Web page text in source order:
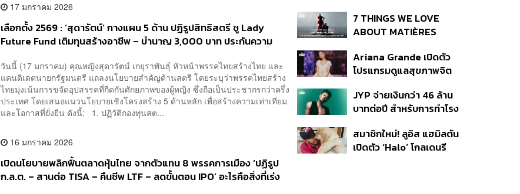
17 มกราคม 2026
เลือกตั้ง 2569 : ‘สุดารัตน์’ กางแผน 5 ด้าน ปฏิรูปสิทธิสตรี ชู Lady
Future Fund เติมทุนสร้างอาชีพ – บำนาญ 3,000 บาท ประกันความ
วันนี้ (17 มกราคม) คุณหญิงสุดารัตน์ เกยุราพันธุ์ หัวหน้าพรรคไทยสร้างไทย และ
แคนดิเดตนายกรัฐมนตรี แถลงนโยบายสำคัญด้านสตรี โดยระบุว่าพรรคไทยสร้าง
ไทยมุ่งเน้นการขจัดอุปสรรคที่กีดกันศักยภาพของผู้หญิง ซึ่งถือเป็นประชากรกว่าครึ่ง
ประเทศ โดยเสนอแนวนโยบายเชิงโครงสร้าง 5 ด้านหลัก เพื่อสร้างความเท่าเทียม
และโอกาสที่ยั่งยืน ดังนี้: 1. ปฏิวัติกองทุนสต...
16 มกราคม 2026
เปิดนโยบายพลิกฟื้นตลาดหุ้นไทย จากตัวแทน 8 พรรคการเมือง ‘ปฏิรูป
ก.ล.ต. – สานต่อ TISA – คืนชีพ LTF – ลดขั้นตอน IPO’ อะไรคือสิ่งที่เร่ง
7 THINGS WE LOVE
ABOUT MATIÈRES
Ariana Grande เปิดตัว
โปรแกรมดูแลสุขภาพจิต
ดนตรี
JYP จ่ายเงินกว่า 46 ล้าน
บาทต่อปี สำหรับการทำโรง
สมาชิกใหม่! ลูอิส แฮมิลตัน
เปิดตัว ‘Halo’ โกลเดนรี